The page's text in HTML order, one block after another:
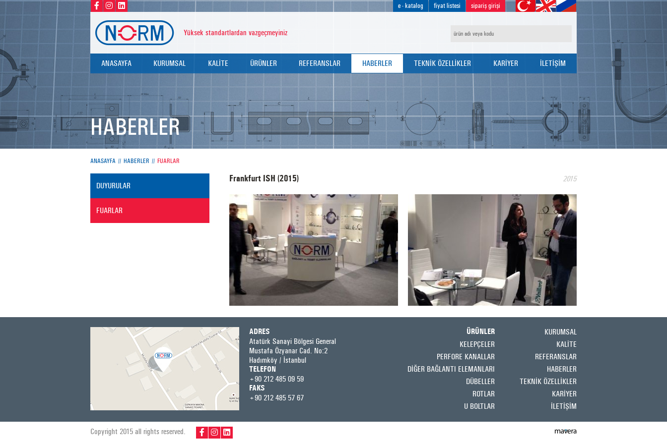
e - katalog fiyat listesi sipariş girişi
Yüksek standartlardan vazgeçmeyiniz
ANASAYFA KURUMSAL
DEĞERLERİMİZ
KALİTE
SERTİFİKALARIMIZ
TEST RAPORLARIMIZ
ÜRÜNLER
PERFORE KANALLAR
DİĞER BAĞLANTI ELEMANLARI
DÜBELLER
U BOLTLAR
REFERANSLAR HABERLER
FUARLAR
TEKNİK ÖZELLİKLER
KELEPÇE SEÇİM TABLOLARI
KARİYER İLETİŞİM
HABERLER
ANASAYFA HABERLER FUARLAR
DUYURULAR
FUARLAR
Frankfurt ISH (2015) 2015
ADRES
Atatürk Sanayi Bölgesi General
Mustafa Özyanar Cad. No:2
Hadımköy / İstanbul
TELEFON
+90 212 485 09 59
FAKS
+90 212 485 57 67
KURUMSAL
KALİTE
REFERANSLAR
HABERLER
TEKNİK ÖZELLİKLER
KARİYER
İLETİŞİM
ÜRÜNLER
KELEPÇELER
PERFORE KANALLAR
DİĞER BAĞLANTI ELEMANLARI
DÜBELLER
ROTLAR
U BOLTLAR
Copyright 2015 all rights reserved.